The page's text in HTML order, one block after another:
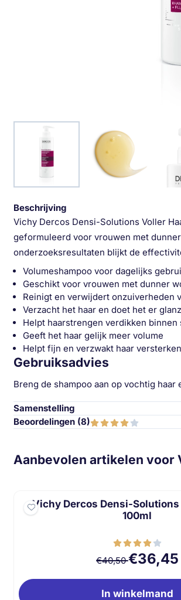
Beschrijving
Vichy Dercos Densi-Solutions Voller
geformuleerd voor vrouwen met
onderzoeksresultaten blijkt de
Volumeshampoo voor dagelijks
Geschikt voor vrouwen met dunner
Reinigt en verwijdert onzuiverheden
Verzacht het haar en doet het er
Helpt haarstrengen verdikken binnen
Geeft het haar gelijk meer volume
Helpt fijn en verzwakt haar versterken
Gebruiksadvies
Breng de shampoo aan op vochtig
Samenstelling
Beoordelingen (8)
Aanbevolen artikelen voor
Vichy Dercos Densi-
100ml
Van
€40,50€36,45
In winkelmand